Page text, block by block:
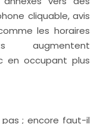
cliquable, avis
les horaires
augmentent
en occupant plus
; encore faut-il